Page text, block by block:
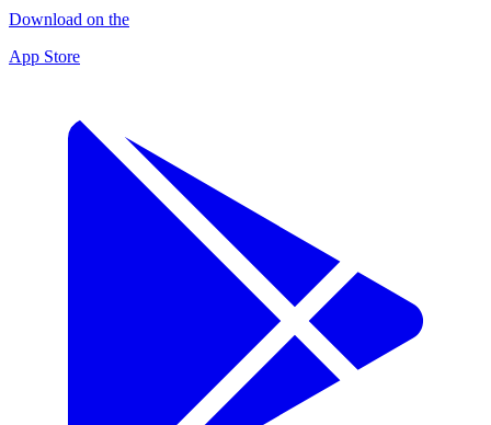
Download on the
App Store